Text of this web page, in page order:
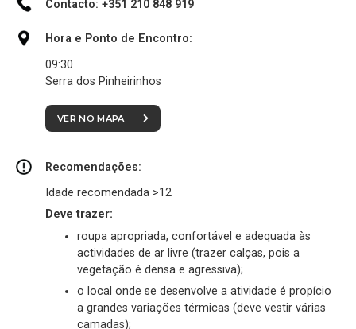
Contacto: +351 210 848 919
Hora e Ponto de Encontro:
09:30
Serra dos Pinheirinhos
VER NO MAPA
Recomendações:
Idade recomendada >12
Deve trazer:
roupa apropriada, confortável e adequada às
actividades de ar livre (trazer calças, pois a
vegetação é densa e agressiva);
o local onde se desenvolve a atividade é propício
a grandes variações térmicas (deve vestir várias
camadas);